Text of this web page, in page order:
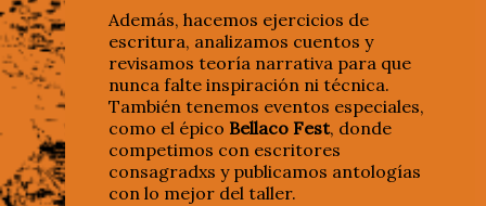
Además, hacemos ejercicios de
escritura, analizamos cuentos y
revisamos teoría narrativa para que
nunca falte inspiración ni técnica.
También tenemos eventos especiales,
como el épico Bellaco Fest, donde
competimos con escritores
consagradxs y publicamos antologías
con lo mejor del taller.